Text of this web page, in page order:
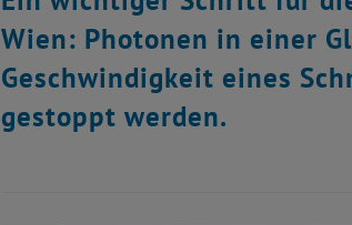
Wien: Photonen in einer
Geschwindigkeit eines
gestoppt werden.